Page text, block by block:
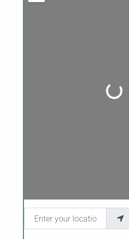
Loading...
Enter your location